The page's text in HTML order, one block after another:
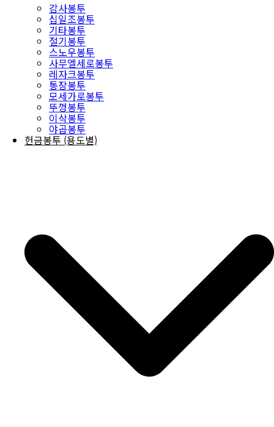
감사봉투
십일조봉투
기타봉투
절기봉투
스노우봉투
사무엘세로봉투
레자크봉투
통장봉투
모세가로봉투
뚜껑봉투
이삭봉투
야곱봉투
헌금봉투 (용도별)